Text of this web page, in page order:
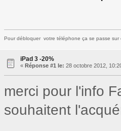
Pour débloquer votre téléphone ça se passe sur
iPad 3 -20%
« Réponse #1 le: 28 octobre 2012,
merci pour l'info
souhaitent